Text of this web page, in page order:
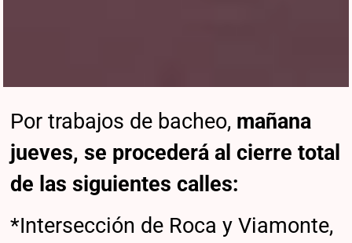
Por trabajos de bacheo, mañana
jueves, se procederá al cierre total
de las siguientes calles:
*Intersección de Roca y Viamonte,